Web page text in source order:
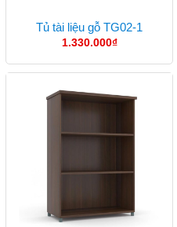
Tủ tài liệu gỗ TG02-1
1.330.000₫